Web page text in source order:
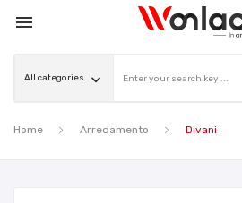

Home Arredamento Divani